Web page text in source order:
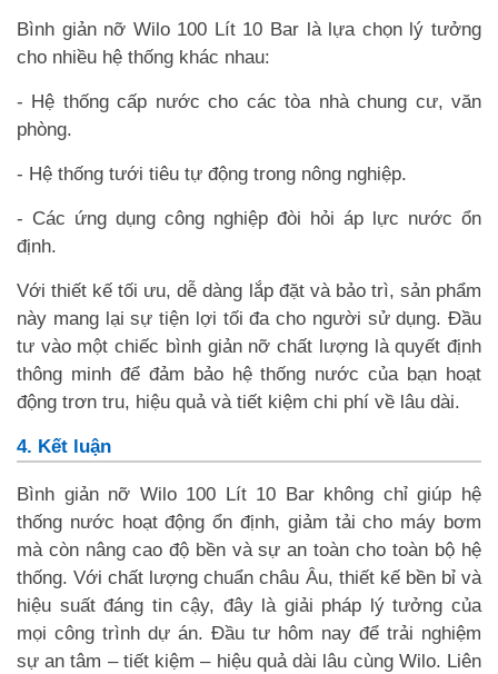
Bình giản nỡ Wilo 100 Lít 10 Bar là lựa chọn lý tưởng
cho nhiều hệ thống khác nhau:
- Hệ thống cấp nước cho các tòa nhà chung cư, văn
phòng.
- Hệ thống tưới tiêu tự động trong nông nghiệp.
- Các ứng dụng công nghiệp đòi hỏi áp lực nước ổn
định.
Với thiết kế tối ưu, dễ dàng lắp đặt và bảo trì, sản phẩm
này mang lại sự tiện lợi tối đa cho người sử dụng. Đầu
tư vào một chiếc bình giản nỡ chất lượng là quyết định
thông minh để đảm bảo hệ thống nước của bạn hoạt
động trơn tru, hiệu quả và tiết kiệm chi phí về lâu dài.
4. Kết luận
Bình giản nỡ Wilo 100 Lít 10 Bar không chỉ giúp hệ
thống nước hoạt động ổn định, giảm tải cho máy bơm
mà còn nâng cao độ bền và sự an toàn cho toàn bộ hệ
thống. Với chất lượng chuẩn châu Âu, thiết kế bền bỉ và
hiệu suất đáng tin cậy, đây là giải pháp lý tưởng của
mọi công trình dự án. Đầu tư hôm nay để trải nghiệm
sự an tâm – tiết kiệm – hiệu quả dài lâu cùng Wilo. Liên